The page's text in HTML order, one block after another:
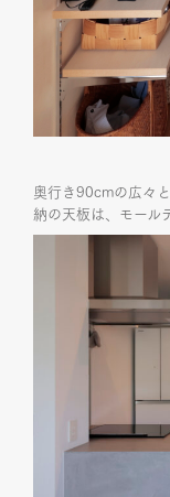
奥行き90cmの広々
納の天板は、モール